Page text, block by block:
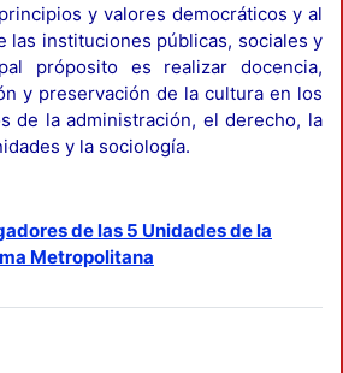
y valores democráticos y al
las instituciones públicas, sociales y
próposito es realizar docencia,
y preservación de la cultura en los
de la administración, el derecho, la
y la sociología.
de las 5 Unidades de la
Metropolitana